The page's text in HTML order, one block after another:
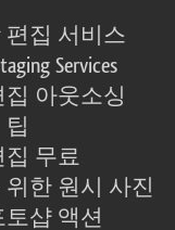
편집 서비스
Services
집 아웃소싱
팁
집 무료
위한 원시 사진
토샵 액션